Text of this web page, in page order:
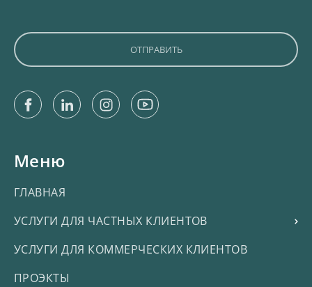
FacebookLinkedinInstagramYoutube
Меню
ГЛАВНАЯ
УСЛУГИ ДЛЯ ЧАСТНЫХ КЛИЕНТОВ
УСЛУГИ ДЛЯ КОММЕРЧЕСКИХ КЛИЕНТОВ
ПРОЭКТЫ